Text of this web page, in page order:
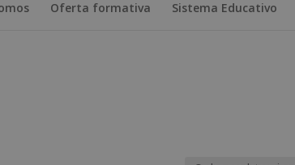
Oferta formativa Sistema Educativo